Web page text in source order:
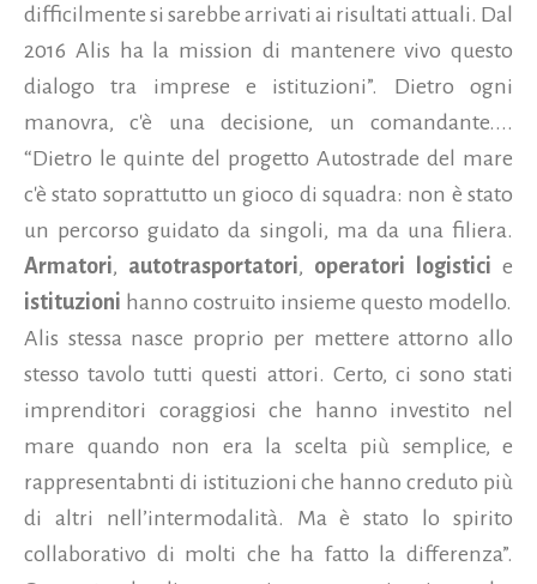
difficilmente si sarebbe arrivati ai risultati attuali. Dal
2016 Alis ha la mission di mantenere vivo questo
dialogo tra imprese e istituzioni”. Dietro ogni
manovra, c'è una decisione, un comandante....
“Dietro le quinte del progetto Autostrade del mare
c'è stato soprattutto un gioco di squadra: non è stato
un percorso guidato da singoli, ma da una filiera.
Armatori, autotrasportatori, operatori logistici e
istituzioni hanno costruito insieme questo modello.
Alis stessa nasce proprio per mettere attorno allo
stesso tavolo tutti questi attori. Certo, ci sono stati
imprenditori coraggiosi che hanno investito nel
mare quando non era la scelta più semplice, e
rappresentabnti di istituzioni che hanno creduto più
di altri nell’intermodalità. Ma è stato lo spirito
collaborativo di molti che ha fatto la differenza”.